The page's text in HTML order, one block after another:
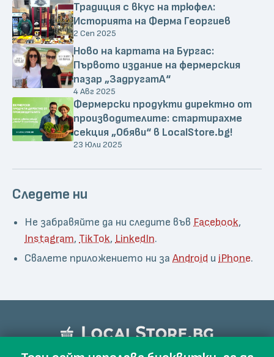
Традиция с вкус на трюфел:
Историята на Ферма Георгиев
2 Сеп 2025
Ново на картата на Бургас:
Първото издание на фермерския
пазар „ЗадругатА“
4 Авг 2025
Фермерски продукти директно от
производителите: стартирахме
секция „Обяви“ в LocalStore.bg!
23 Юли 2025
Следете ни
Не забравяйте да ни следите във Facebook,
Instagram, TikTok, LinkedIn.
Свалете приложението ни за Android и iPhone.